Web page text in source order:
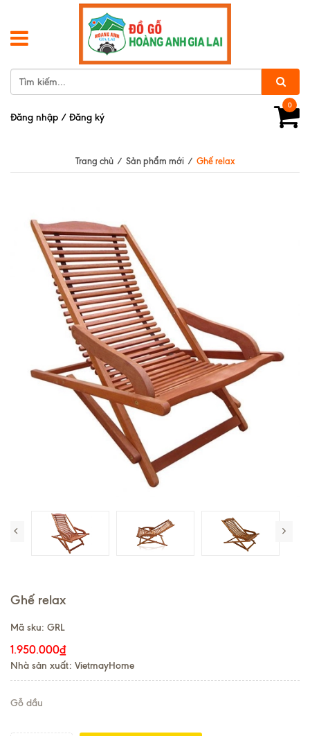
0
Đăng nhập / Đăng ký
Trang chủ / Sản phẩm mới / Ghế relax
Ghế relax
Mã sku: GRL
1.950.000₫
Nhà sản xuất: VietmayHome
Gỗ dầu